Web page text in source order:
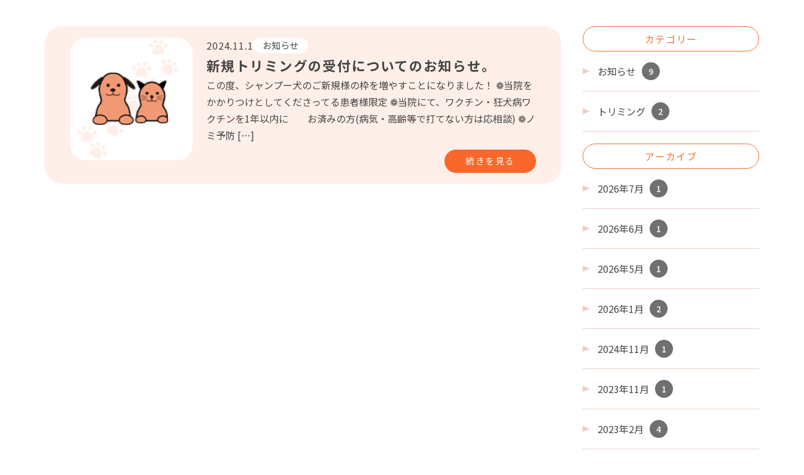
2024.11.1 お知らせ
新規トリミングの受付についてのお知らせ。
この度、シャンプー犬のご新規様の枠を増やすことになりました！ ❁当院を
かかりつけとしてくださってる患者様限定 ❁当院にて、ワクチン・狂犬病ワ
クチンを1年以内に お済みの方(病気・高齢等で打てない方は応相談) ❁ノ
ミ予防 […]
続きを見る
カテゴリー
お知らせ 9
トリミング 2
アーカイブ
2026年7月 1
2026年6月 1
2026年5月 1
2026年1月 2
2024年11月 1
2023年11月 1
2023年2月 4